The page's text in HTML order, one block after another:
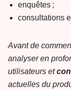
enquêtes ;
consultations
Avant de
analyser en
utilisateurs et
actuelles du